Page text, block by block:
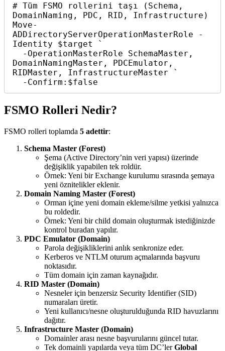
# Tüm FSMO rollerini taşı (Schema,
DomainNaming, PDC, RID, Infrastructure)
Move-
ADDirectoryServerOperationMasterRole -
Identity $target `
DomainNamingMaster, PDCEmulator,
RIDMaster, InfrastructureMaster `
FSMO Rolleri Nedir?
FSMO rolleri toplamda 5 adettir:
Schema Master (Forest)
Şema (Active Directory’nin veri yapısı) üzerinde
değişiklik yapabilen tek roldür.
Örnek: Yeni bir Exchange kurulumu sırasında şemaya
yeni öznitelikler eklenir.
Domain Naming Master (Forest)
Orman içine yeni domain ekleme/silme yetkisi yalnızca
bu roldedir.
Örnek: Yeni bir child domain oluşturmak istediğinizde
kontrol buradan yapılır.
PDC Emulator (Domain)
Parola değişikliklerini anlık senkronize eder.
Kerberos ve NTLM oturum açmalarında başvuru
noktasıdır.
Tüm domain için zaman kaynağıdır.
RID Master (Domain)
Nesneler için benzersiz Security Identifier (SID)
numaraları üretir.
Yeni kullanıcı/nesne oluşturulduğunda RID havuzlarını
dağıtır.
Infrastructure Master (Domain)
Domainler arası nesne başvurularını güncel tutar.
Tek domainli yapılarda veya tüm DC’lerGlobal